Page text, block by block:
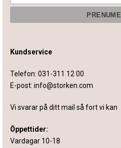
Kundservice
Telefon: 031-311 12 00
E-post: info@storken.com
Vi svarar på ditt mail så fort vi kan
Öppettider:
Vardagar 10-18